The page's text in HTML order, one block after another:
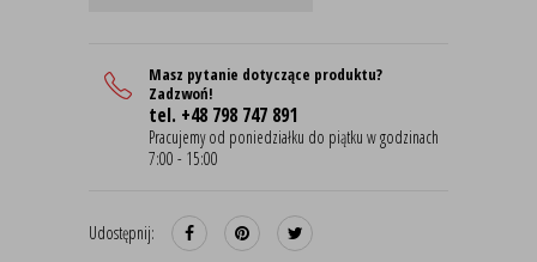
Masz pytanie dotyczące produktu?
Zadzwoń!
tel. +48 798 747 891
Pracujemy od poniedziałku do piątku w godzinach
7:00 - 15:00
Udostępnij: